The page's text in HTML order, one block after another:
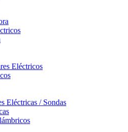
Eléctricos
Eléctricas / Sondas